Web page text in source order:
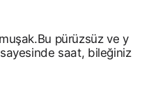
pürüzsüz ve y
saat, bileğiniz